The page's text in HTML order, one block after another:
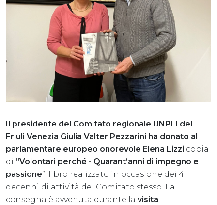
Il presidente del Comitato regionale UNPLI del
Friuli Venezia Giulia Valter Pezzarini ha donato al
parlamentare europeo onorevole Elena Lizzi copia
di “Volontari perché - Quarant’anni di impegno e
passione”, libro realizzato in occasione dei 4
decenni di attività del Comitato stesso. La
consegna è avvenuta durante la visita